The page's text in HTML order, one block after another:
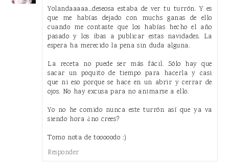
Yolandaaaaa...deseosa estaba de ver tu turrón. Y es
que me habías dejado con muchs ganas de ello
cuando me contaste que los habías hecho el año
pasado y los ibas a publicar estas navidades. La
espera ha merecido la pena sin duda alguna.
La receta no puede ser más fácil. Sólo hay que
sacar un poquito de tiempo para hacerla y casi
que ni eso porque se hace en un abrir y cerrar de
ojos. No hay excusa para no animarse a ello.
Yo no he comido nunca este turrón así que ya va
siendo hora ¿no crees?
Tomo nota de tooooodo :)
Responder